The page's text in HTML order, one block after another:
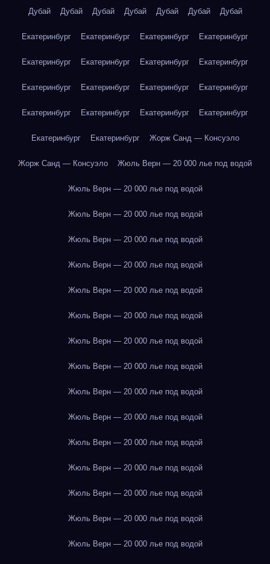
Дубай Дубай Дубай Дубай Дубай Дубай Дубай
Екатеринбург Екатеринбург Екатеринбург Екатеринбург
Екатеринбург Екатеринбург Екатеринбург Екатеринбург
Екатеринбург Екатеринбург Екатеринбург Екатеринбург
Екатеринбург Екатеринбург Екатеринбург Екатеринбург
Екатеринбург Екатеринбург Жорж Санд — Консуэло
Жорж Санд — Консуэло Жюль Верн — 20 000 лье под водой
Жюль Верн — 20 000 лье под водой
Жюль Верн — 20 000 лье под водой
Жюль Верн — 20 000 лье под водой
Жюль Верн — 20 000 лье под водой
Жюль Верн — 20 000 лье под водой
Жюль Верн — 20 000 лье под водой
Жюль Верн — 20 000 лье под водой
Жюль Верн — 20 000 лье под водой
Жюль Верн — 20 000 лье под водой
Жюль Верн — 20 000 лье под водой
Жюль Верн — 20 000 лье под водой
Жюль Верн — 20 000 лье под водой
Жюль Верн — 20 000 лье под водой
Жюль Верн — 20 000 лье под водой
Жюль Верн — 20 000 лье под водой